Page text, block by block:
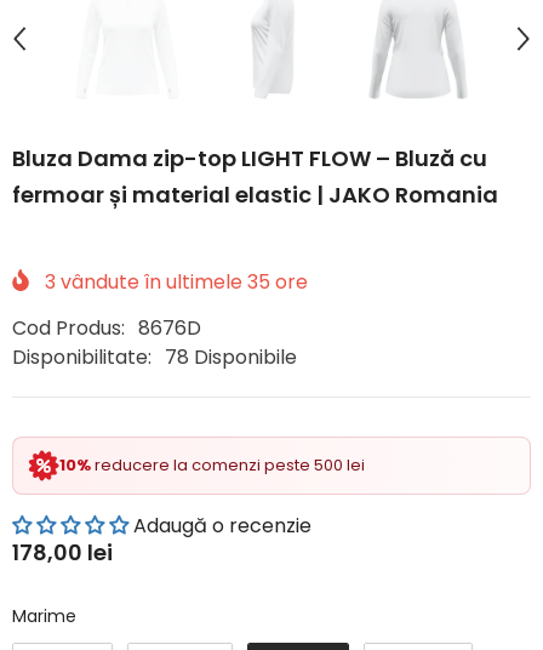
Bluza Dama zip-top LIGHT FLOW – Bluză cu
fermoar și material elastic | JAKO Romania
3 vândute în ultimele 35 ore
Cod Produs: 8676D
Disponibilitate: 78 Disponibile
10%reducere la comenzi peste 500 lei
Adaugă o recenzie
178,00 lei
Marime